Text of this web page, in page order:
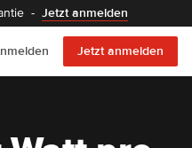
- Jetzt anmelden
Jetzt anmelden